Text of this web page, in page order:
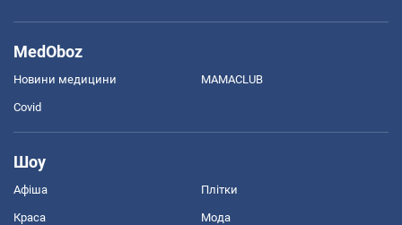
MedOboz
Новини медицини MAMACLUB
Covid
Шоу
Афіша Плітки
Краса Мода